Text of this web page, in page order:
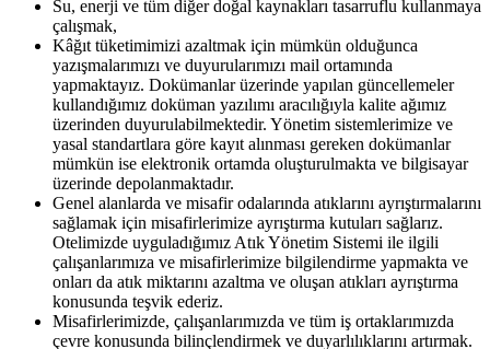
Su, enerji ve tüm diğer doğal kaynakları tasarruflu kullanmaya
çalışmak,
Kâğıt tüketimimizi azaltmak için mümkün olduğunca
yazışmalarımızı ve duyurularımızı mail ortamında
yapmaktayız. Dokümanlar üzerinde yapılan güncellemeler
kullandığımız doküman yazılımı aracılığıyla kalite ağımız
üzerinden duyurulabilmektedir. Yönetim sistemlerimize ve
yasal standartlara göre kayıt alınması gereken dokümanlar
mümkün ise elektronik ortamda oluşturulmakta ve bilgisayar
üzerinde depolanmaktadır.
Genel alanlarda ve misafir odalarında atıklarını ayrıştırmalarını
sağlamak için misafirlerimize ayrıştırma kutuları sağlarız.
Otelimizde uyguladığımız Atık Yönetim Sistemi ile ilgili
çalışanlarımıza ve misafirlerimize bilgilendirme yapmakta ve
onları da atık miktarını azaltma ve oluşan atıkları ayrıştırma
konusunda teşvik ederiz.
Misafirlerimizde, çalışanlarımızda ve tüm iş ortaklarımızda
çevre konusunda bilinçlendirmek ve duyarlılıklarını artırmak.